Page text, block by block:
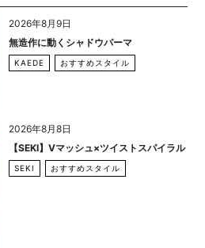
2026年8月9日
無造作に動くシャドウパーマ
KAEDE おすすめスタイル
2026年8月8日
【SEKI】Vマッシュ×ツイストスパイラル
SEKI おすすめスタイル